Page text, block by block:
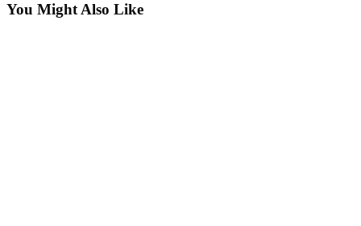
You Might Also Like